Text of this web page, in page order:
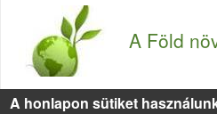
A Föld
A honlapon sütiket